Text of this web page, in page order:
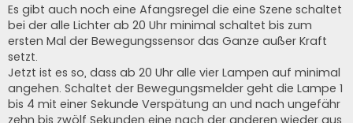
Es gibt auch noch eine Afangsregel die eine Szene schaltet
bei der alle Lichter ab 20 Uhr minimal schaltet bis zum
ersten Mal der Bewegungssensor das Ganze außer Kraft
setzt.
Jetzt ist es so, dass ab 20 Uhr alle vier Lampen auf minimal
angehen. Schaltet der Bewegungsmelder geht die Lampe 1
bis 4 mit einer Sekunde Verspätung an und nach ungefähr
zehn bis zwölf Sekunden eine nach der anderen wieder aus